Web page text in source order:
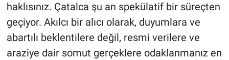
haklısınız. Çatalca şu an spekülatif bir süreçten
geçiyor. Akılcı bir alıcı olarak, duyumlara ve
abartılı beklentilere değil, resmi verilere ve
araziye dair somut gerçeklere odaklanmanız en